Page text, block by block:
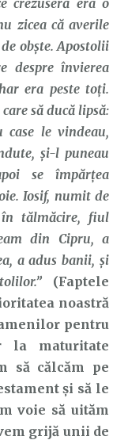
crezuseră era o
zicea că averile
obşte. Apostolii
despre învierea
era peste toţi.
să ducă lipsă:
case le vindeau,
şi-l puneau
se împărţea
Iosif, numit de
tălmăcire, fiul
din Cipru, a
a adus banii, şi
(Faptele
noastră
pentru
la maturitate
să călcăm pe
și să le
voie să uităm
grijă unii de